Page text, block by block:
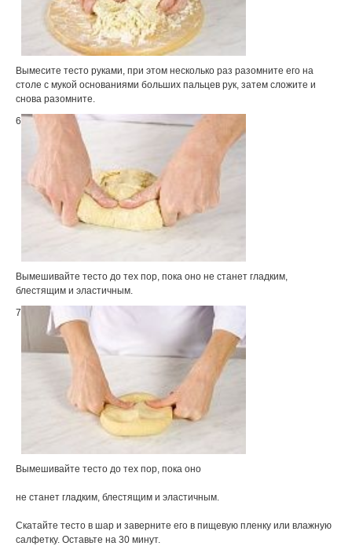
Вымесите тесто руками, при этом несколько раз разомните его на
столе с мукой основаниями больших пальцев рук, затем сложите и
снова разомните.
6
Вымешивайте тесто до тех пор, пока оно не станет гладким,
блестящим и эластичным.
7
Вымешивайте тесто до тех пор, пока оно
не станет гладким, блестящим и эластичным.
Скатайте тесто в шар и заверните его в пищевую пленку или влажную
салфетку. Оставьте на 30 минут.